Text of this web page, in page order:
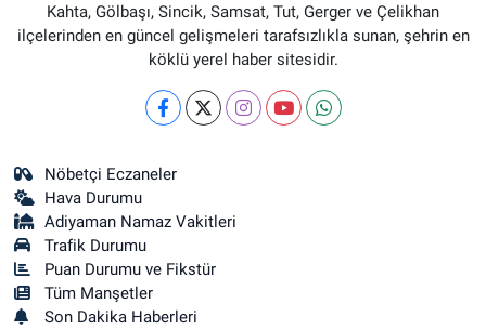
Kahta, Gölbaşı, Sincik, Samsat, Tut, Gerger ve Çelikhan
ilçelerinden en güncel gelişmeleri tarafsızlıkla sunan, şehrin en
köklü yerel haber sitesidir.
Nöbetçi Eczaneler
Hava Durumu
Adiyaman Namaz Vakitleri
Trafik Durumu
Puan Durumu ve Fikstür
Tüm Manşetler
Son Dakika Haberleri